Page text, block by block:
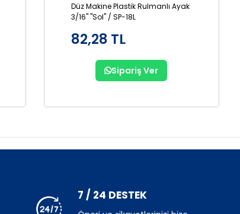
Düz Makine Plastik Rulmanlı Ayak
3/16" "Sol" / SP-18L
82,28 TL
Sipariş Ver
7 / 24 DESTEK